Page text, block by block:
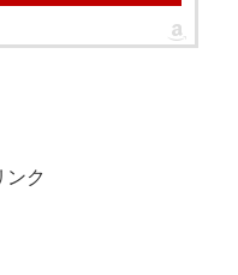
ンク